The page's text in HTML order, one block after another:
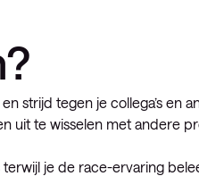
strijd tegen je collega’s en
uit te wisselen met andere
je de race-ervaring